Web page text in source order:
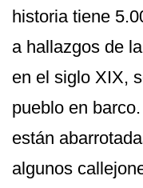
historia tiene
a hallazgos de
en el siglo XIX,
pueblo en
están
algunos